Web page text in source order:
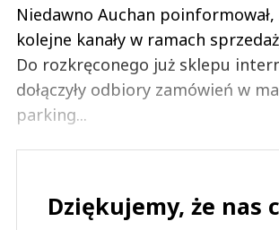
Niedawno Auchan
kolejne kanały w ramach
Do rozkręconego już sklepu
dołączyły odbiory zamówień w
parking...
Dziękujemy, że nas